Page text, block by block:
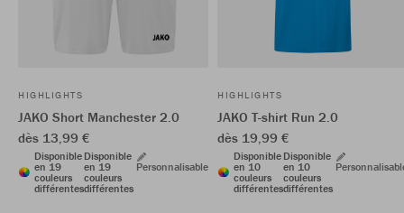
HIGHLIGHTS
JAKO Short Manchester 2.0
dès 13,99 €
Disponible
en 19
couleurs
différentes
Disponible
en 19
couleurs
différentes
Personnalisable
HIGHLIGHTS
JAKO T-shirt Run 2.0
dès 19,99 €
Disponible
en 10
couleurs
différentes
Disponible
en 10
couleurs
différentes